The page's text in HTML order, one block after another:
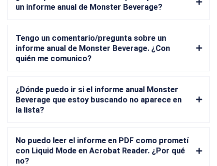
un informe anual de Monster Beverage?
Tengo un comentario/pregunta sobre un
informe anual de Monster Beverage. ¿Con
quién me comunico?
¿Dónde puedo ir si el informe anual Monster
Beverage que estoy buscando no aparece en
la lista?
No puedo leer el informe en PDF como prometí
con Liquid Mode en Acrobat Reader. ¿Por qué
no?